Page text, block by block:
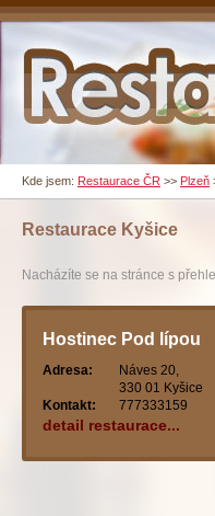
Kde jsem: Restaurace ČR >> Plzeň
Restaurace Kyšice
Nacházíte se na stránce s
Hostinec Pod lípou
Adresa:
Náves 20,
330 01 Kyšice
Kontakt:
777333159
detail restaurace...